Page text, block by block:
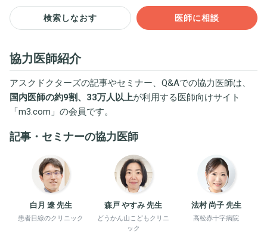
検索しなおす 医師に相談
協力医師紹介
アスクドクターズの記事やセミナー、Q&Aでの協力医師は、
国内医師の約9割、33万人以上が利用する医師向けサイト
「m3.com 」の会員です。
記事・セミナーの協力医師
白月 遼 先生
患者目線のクリニック
森戸 やすみ 先生
どうかん山こどもクリニ
ック
法村 尚子 先生
高松赤十字病院